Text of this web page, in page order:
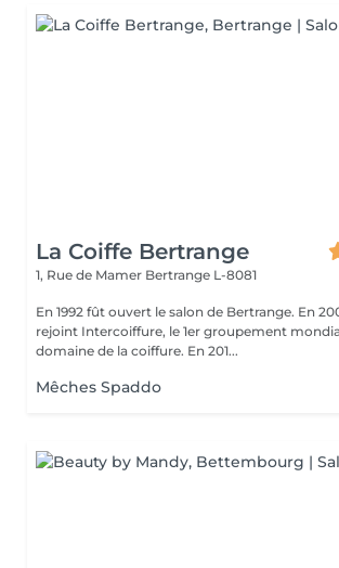
La Coiffe Bertrange
1, Rue de Mamer Bertrange L-8081
En 1992 fût ouvert le salon de Bertrange. En 2001,
rejoint Intercoiffure, le 1er groupement
domaine de la coiffure. En 201...
Mêches Spaddo